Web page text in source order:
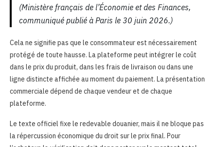
(Ministère français de l’Économie et des Finances,
communiqué publié à Paris le 30 juin 2026.)
Cela ne signifie pas que le consommateur est nécessairement
protégé de toute hausse. La plateforme peut intégrer le coût
dans le prix du produit, dans les frais de livraison ou dans une
ligne distincte affichée au moment du paiement. La présentation
commerciale dépend de chaque vendeur et de chaque
plateforme.
Le texte officiel fixe le redevable douanier, mais il ne bloque pas
la répercussion économique du droit sur le prix final. Pour